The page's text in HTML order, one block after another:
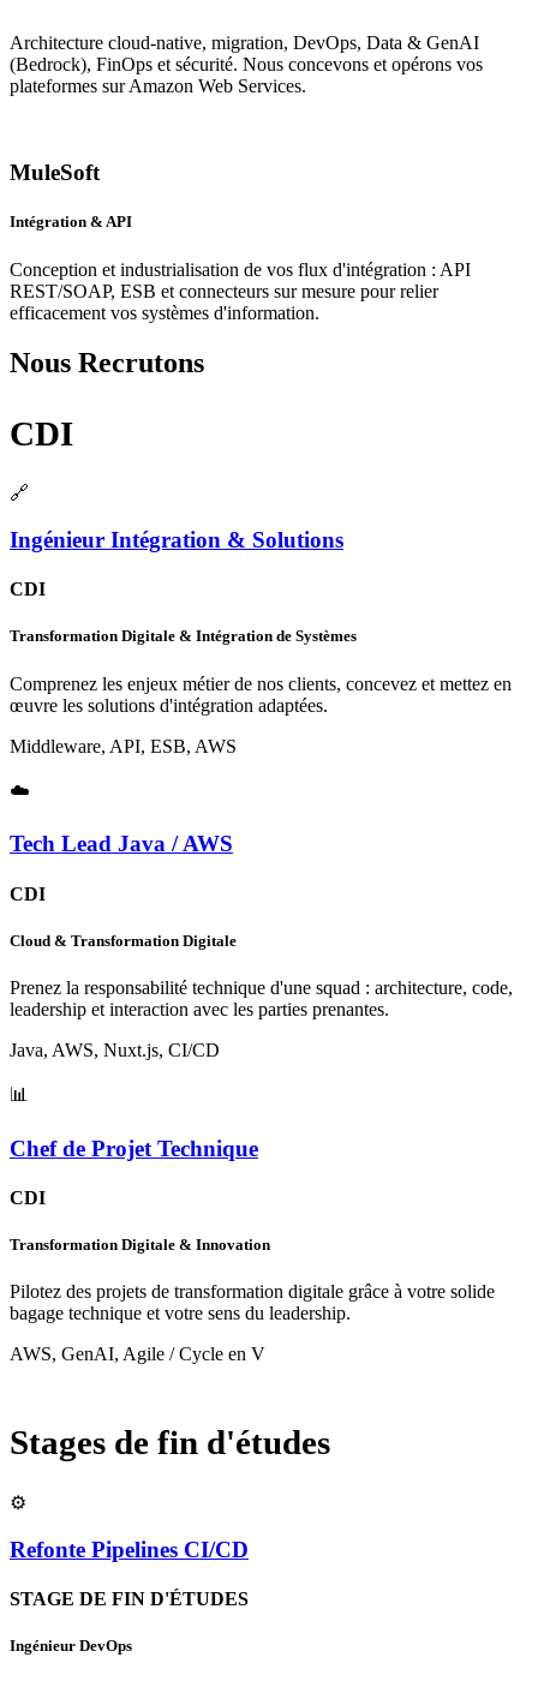
Architecture cloud-native, migration, DevOps, Data & GenAI
(Bedrock), FinOps et sécurité. Nous concevons et opérons vos
plateformes sur Amazon Web Services.
MuleSoft
Intégration & API
Conception et industrialisation de vos flux d'intégration : API
REST/SOAP, ESB et connecteurs sur mesure pour relier
efficacement vos systèmes d'information.
Nous Recrutons
CDI
🔗
Ingénieur Intégration & Solutions
CDI
Transformation Digitale & Intégration de Systèmes
Comprenez les enjeux métier de nos clients, concevez et mettez en
œuvre les solutions d'intégration adaptées.
Middleware, API, ESB, AWS
☁️
Tech Lead Java / AWS
CDI
Cloud & Transformation Digitale
Prenez la responsabilité technique d'une squad : architecture, code,
leadership et interaction avec les parties prenantes.
Java, AWS, Nuxt.js, CI/CD
📊
Chef de Projet Technique
CDI
Transformation Digitale & Innovation
Pilotez des projets de transformation digitale grâce à votre solide
bagage technique et votre sens du leadership.
AWS, GenAI, Agile / Cycle en V
Stages de fin d'études
⚙️
Refonte Pipelines CI/CD
STAGE DE FIN D'ÉTUDES
Ingénieur DevOps